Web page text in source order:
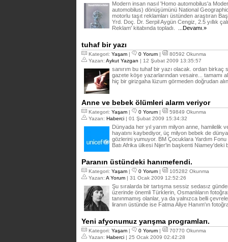
Modern insan nasıl 'Homo automobilus'a
automobilus) dönüşümünü National
motorlu taşıt reklamları üstünden araştıran
Yrd. Doç. Dr. Serpil Aygün Cengiz, 2.5 yıllık
Reklam' kitabında topladı.
...Devamı.»
tuhaf bir yazı
Kategori: Yaşam | 0 Yorum |
80592 Okunma
Yazan: Aykut Yazgan | 12 Şubat 2009 13:35:57
sanırım bu tuhaf bir yazı olacak. ordan birkaç
gazete köşe yazarlarından vesaire... tamamı
hiç bir girizgaha lüzum görmeden doğrudan
Anne ve bebek ölümleri alarm veriyor
Kategori: Yaşam | 0 Yorum |
59849 Okunma
Yazan: Haberci | 01 Şubat 2009 15:34:32
Dünyada her yıl yarım milyon anne, hamilelik
hayatını kaybediyor, üç milyon bebek de
gözlerini yumuyor. BM Çocuklara Yardım Fonu
Batı Afrika ülkesi Nijer'in başkenti
Paranın üstündeki hanımefendi.
Kategori: Yaşam | 0 Yorum |
105282 Okunma
Yazan: A Yorum | 31 Ocak 2009 12:52:26
Şu sıralarda bir tartışma sessiz sedasız
üzerinde önemli Türklerin, Osmanlıların
tanınmamış olanlar, ya da yalnızca belli
liranın üstünde ise Fatma Aliye Hanım'ın
Yeni afyonumuz yarışma programları.
Kategori: Yaşam | 0 Yorum |
70770 Okunma
Yazan: Haberci | 25 Ocak 2009 02:42:28